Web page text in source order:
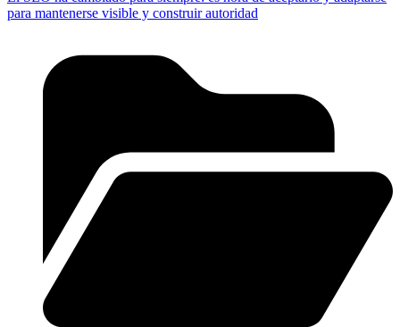
para mantenerse visible y construir autoridad